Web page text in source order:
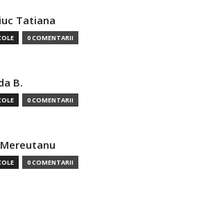
Tatiana
0 COMENTARII
B.
0 COMENTARII
0 COMENTARII